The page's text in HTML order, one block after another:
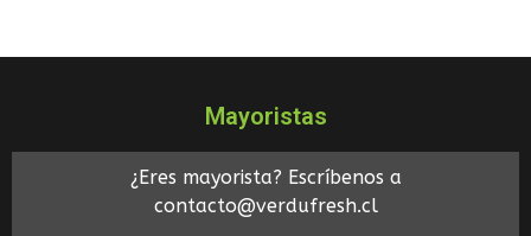
Mayoristas
¿Eres mayorista? Escríbenos a
contacto@verdufresh.cl